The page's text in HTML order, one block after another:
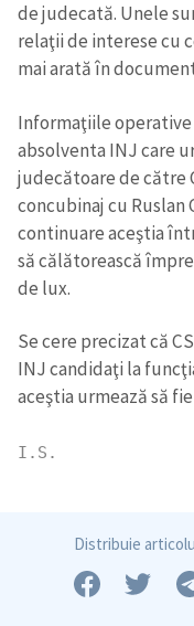
de judecată. Unele
relaţii de interese cu
mai arată în
Informaţiile
absolventa INJ care
judecătoare de către
concubinaj cu Ruslan
continuare aceştia
să călătorească
de lux.
Se cere precizat că
INJ candidaţi la
aceştia urmează să
I.S.
Distribuie
ȘTIREA MEA
Titlu știre
+ Adaugă